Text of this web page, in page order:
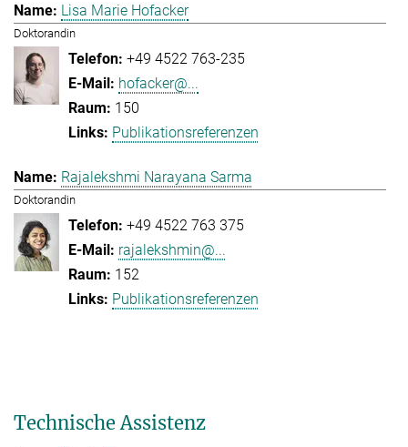
Lisa Marie Hofacker
Doktorandin
+49 4522 763-235
hofacker@...
150
Publikationsreferenzen
Rajalekshmi Narayana Sarma
Doktorandin
+49 4522 763 375
rajalekshmin@...
152
Publikationsreferenzen
Technische Assistenz